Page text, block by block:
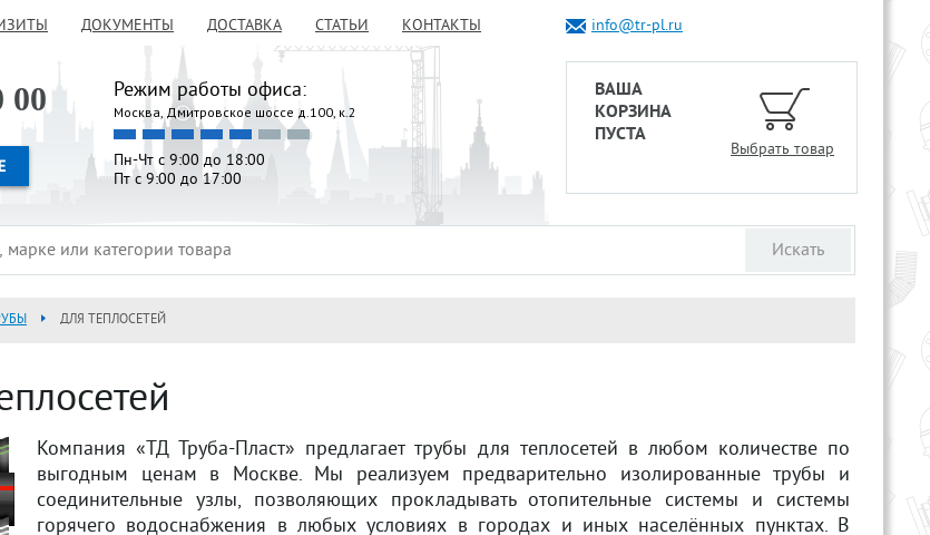
info@tr-pl.ru
ВАША
КОРЗИНА
ПУСТА
Выбрать товар
ДОКУМЕНТЫ ДОСТАВКА СТАТЬИ КОНТАКТЫ
00 Режим работы офиса:
Москва, Дмитровское шоссе д.100, к.2
Пн-Чт с 9:00 до 18:00
Пт с 9:00 до 17:00
ДЛЯ ТЕПЛОСЕТЕЙ
Компания «ТД Труба-Пласт» предлагает трубы для теплосетей в любом количестве по
выгодным ценам в Москве. Мы реализуем предварительно изолированные трубы и
соединительные узлы, позволяющих прокладывать отопительные системы и системы
горячего водоснабжения в любых условиях в городах и иных населённых пунктах. В